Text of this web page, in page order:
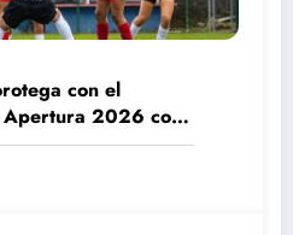
con el
2026 con